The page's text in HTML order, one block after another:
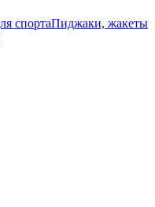
спортаПиджаки, жакеты